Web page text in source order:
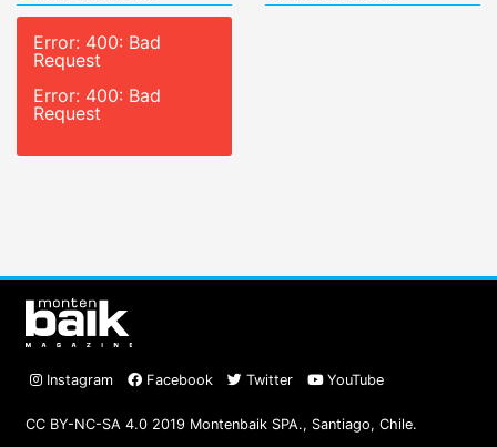
Error: 400: Bad
Request
Error: 400: Bad
Request
Instagram Facebook Twitter YouTube
CC BY-NC-SA 4.0 2019 Montenbaik SPA., Santiago, Chile.